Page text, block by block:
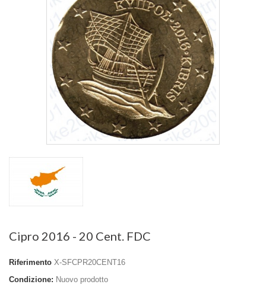
Cipro 2016 - 20 Cent. FDC
Riferimento X-SFCPR20CENT16
Condizione: Nuovo prodotto